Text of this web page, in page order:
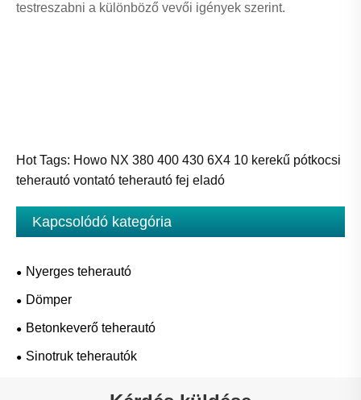
testreszabni a különböző vevői igények szerint.
Hot Tags: Howo NX 380 400 430 6X4 10 kerekű pótkocsi
teherautó vontató teherautó fej eladó
Kapcsolódó kategória
Nyerges teherautó
Dömper
Betonkeverő teherautó
Sinotruk teherautók